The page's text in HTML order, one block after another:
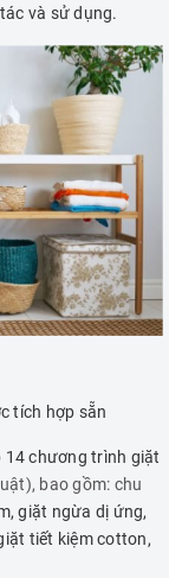
và sử dụng.
tích hợp sẵn
14 chương trình giặt
bao gồm: chu
giặt ngừa dị ứng,
tiết kiệm cotton,